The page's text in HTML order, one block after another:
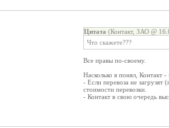
Цитата (Контакт, ЗАО @
Что скажете???
Все правы по-своему.
Насколько я понял, Контакт -
- Если перевоза не
стоимости перевозки.
- Контакт в свою очередь